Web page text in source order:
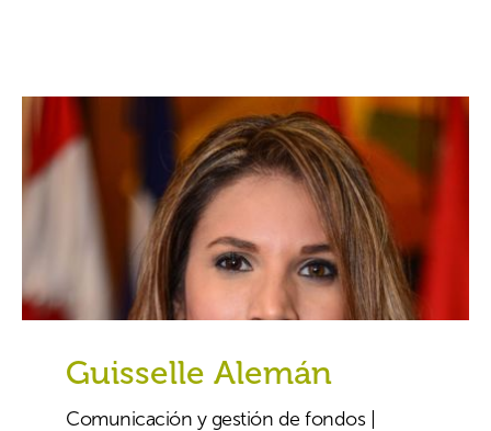
Guisselle Alemán
Comunicación y gestión de fondos |